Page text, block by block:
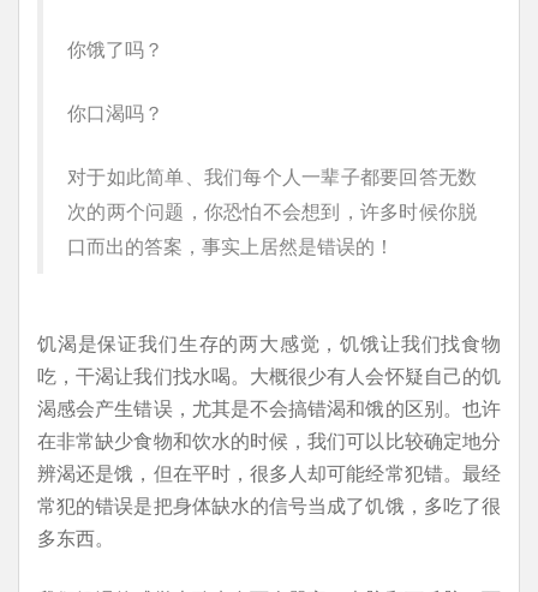
你饿了吗？
你口渴吗？
对于如此简单、我们每个人一辈子都要回答无数
次的两个问题，你恐怕不会想到，许多时候你脱
口而出的答案，事实上居然是错误的！
饥渴是保证我们生存的两大感觉，饥饿让我们找食物
吃，干渴让我们找水喝。大概很少有人会怀疑自己的饥
渴感会产生错误，尤其是不会搞错渴和饿的区别。也许
在非常缺少食物和饮水的时候，我们可以比较确定地分
辨渴还是饿，但在平时，很多人却可能经常犯错。最经
常犯的错误是把身体缺水的信号当成了饥饿，多吃了很
多东西。